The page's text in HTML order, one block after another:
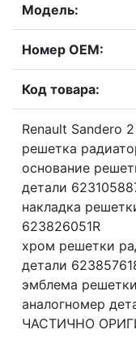
Модель:
Номер OEM:
Код товара:
Renault Sandero
решетка
основание
детали
накладка
623826051R
хром решетки
детали
эмблема
аналогномер
ЧАСТИЧНО